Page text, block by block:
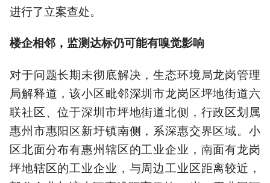
进行了立案查处。
楼企相邻 ， 监测达标仍可能有嗅觉影响
对于问题长期未彻底解决，生态环境局龙岗管理
局解释道，该小区毗邻深圳市龙岗区坪地街道六
联社区、位于深圳市坪地街道北侧，行政区划属
惠州市惠阳区新圩镇南侧，系深惠交界区域。小
区北面分布有惠州辖区的工业企业，南面有龙岗
坪地辖区的工业企业，与周边工业区距离较近，